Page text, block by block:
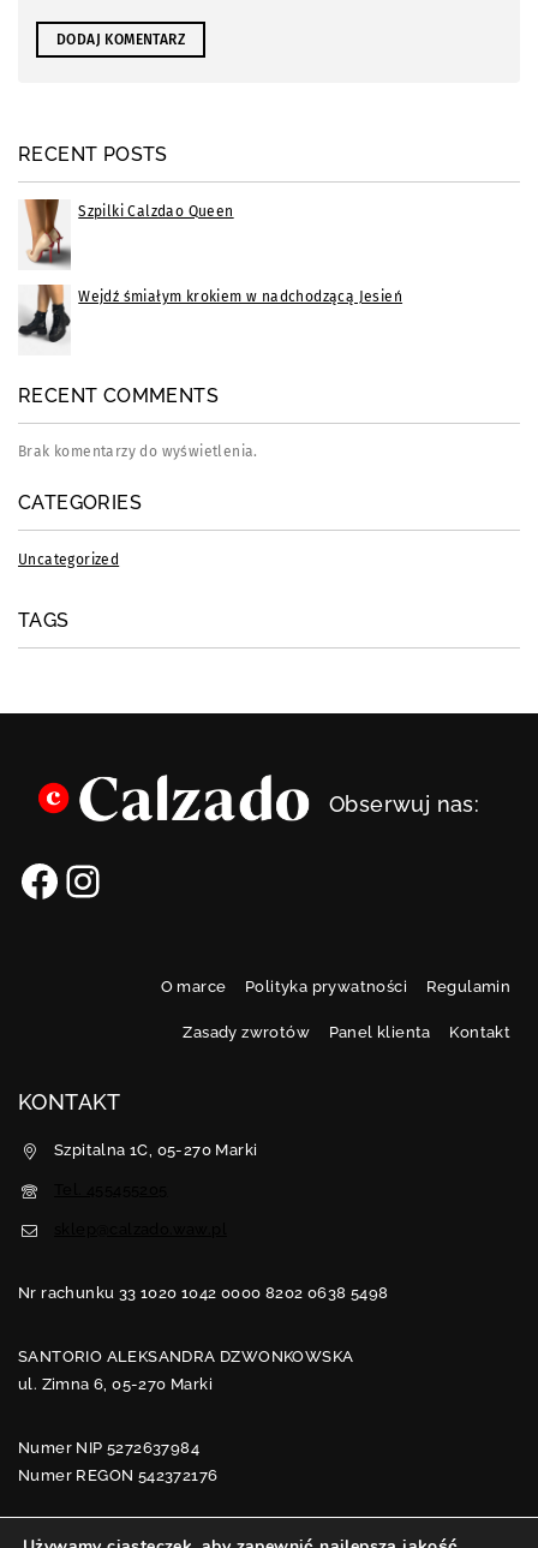
RECENT POSTS
Szpilki Calzdao Queen
Wejdź śmiałym krokiem w nadchodzącą Jesień
RECENT COMMENTS
Brak komentarzy do wyświetlenia.
CATEGORIES
Uncategorized
TAGS
Obserwuj nas:
O marce Polityka prywatności Regulamin
Zasady zwrotów Panel klienta Kontakt
KONTAKT
Szpitalna 1C, 05-270 Marki
Nr rachunku 33 1020 1042 0000 8202 0638 5498
SANTORIO ALEKSANDRA DZWONKOWSKA
ul. Zimna 6, 05-270 Marki
Numer NIP 5272637984
Numer REGON 542372176